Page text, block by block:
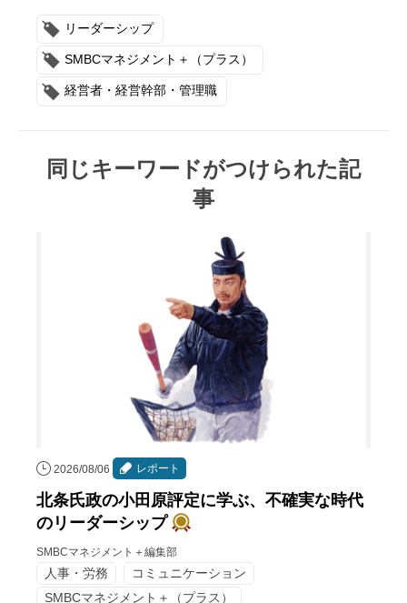
リーダーシップ
SMBCマネジメント＋（プラス）
経営者・経営幹部・管理職
同じキーワードがつけられた記
事
2026/08/06 レポート
北条氏政の小田原評定に学ぶ、不確実な時代
のリーダーシップ
SMBCマネジメント＋編集部
人事・労務
コミュニケーション
SMBCマネジメント＋（プラス）